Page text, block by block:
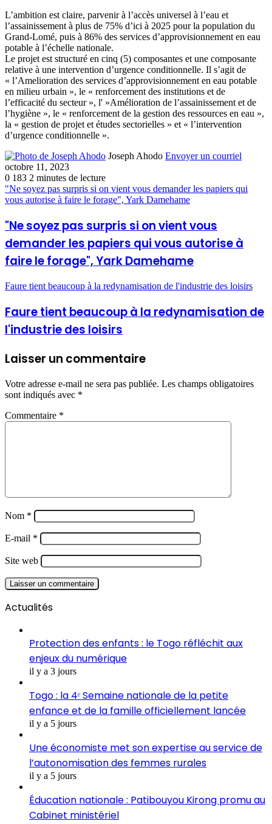
L’ambition est claire, parvenir à l’accès universel à l’eau et
l’assainissement à plus de 75% d’ici à 2025 pour la population du
Grand-Lomé, puis à 86% des services d’approvisionnement en eau
potable à l’échelle nationale.
Le projet est structuré en cinq (5) composantes et une composante
relative à une intervention d’urgence conditionnelle. Il s’agit de
« l’Amelioration des services d’approvisionnement en eau potable
en milieu urbain », le « renforcement des institutions et de
l’efficacité du secteur », l' »Amélioration de l’assainissement et de
l’hygiène », le « renforcement de la gestion des ressources en eau »,
la « gestion de projet et études sectorielles » et « l’intervention
d’urgence conditionnelle ».
Joseph Ahodo Envoyer un courriel
octobre 11, 2023
0 183 2 minutes de lecture
"Ne soyez pas surpris si on vient vous demander les papiers qui
vous autorise à faire le forage", Yark Damehame
"Ne soyez pas surpris si on vient vous
demander les papiers qui vous autorise à
faire le forage", Yark Damehame
Faure tient beaucoup à la redynamisation de l'industrie des loisirs
Faure tient beaucoup à la redynamisation de
l'industrie des loisirs
Laisser un commentaire
Votre adresse e-mail ne sera pas publiée. Les champs obligatoires
sont indiqués avec *
Commentaire *
Nom *
E-mail *
Site web
Actualités
Protection des enfants : le Togo réfléchit aux
enjeux du numérique
il y a 3 jours
Togo : la 4ᵉ Semaine nationale de la petite
enfance et de la famille officiellement lancée
il y a 5 jours
Une économiste met son expertise au service de
l’autonomisation des femmes rurales
il y a 5 jours
Éducation nationale : Patibouyou Kirong promu au
Cabinet ministériel